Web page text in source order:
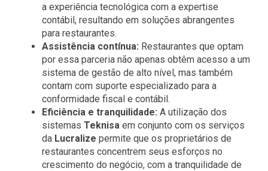
a experiência tecnológica com a expertise
contábil, resultando em soluções abrangentes
para restaurantes.
Assistência contínua: Restaurantes que optam
por essa parceria não apenas obtêm acesso a um
sistema de gestão de alto nível, mas também
contam com suporte especializado para a
conformidade fiscal e contábil.
Eficiência e tranquilidade: A utilização dos
sistemas Teknisaem conjunto com os serviços
da Lucralize permite que os proprietários de
restaurantes concentrem seus esforços no
crescimento do negócio, com a tranquilidade de